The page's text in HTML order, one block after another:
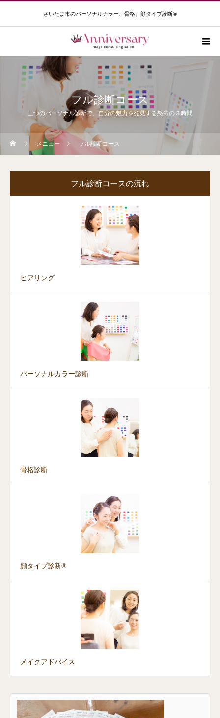
さいたま市のパーソナルカラー、骨格、顔タイプ診断®️
フル診断コース
三つのパーソナル診断で、自分の魅力を発見する怒涛の３時間
メニュー フル診断コース
フル診断コースの流れ
ヒアリング
パーソナルカラー診断
骨格診断
顔タイプ診断®
メイクアドバイス